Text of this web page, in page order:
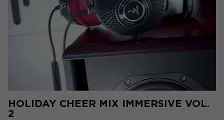
HOLIDAY CHEER MIX IMMERSIVE VOL.
2